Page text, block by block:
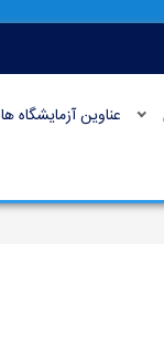
عناوین آزمایشگاه ها